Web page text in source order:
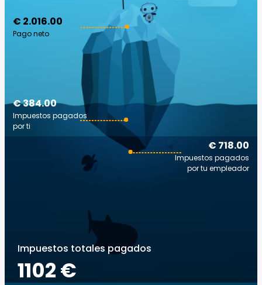
€ 2.016.00
Pago neto
€ 718.00
Impuestos pagados
por tu empleador
€ 384.00
Impuestos pagados
por ti
Impuestos totales pagados
1102 €